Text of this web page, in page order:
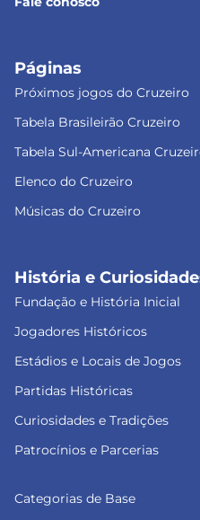
Páginas
Próximos jogos do Cruzeiro
Tabela Brasileirão Cruzeiro
Tabela Sul-Americana
Elenco do Cruzeiro
Músicas do Cruzeiro
História e
Fundação e História Inicial
Jogadores Históricos
Estádios e Locais de Jogos
Partidas Históricas
Curiosidades e Tradições
Patrocínios e Parcerias
Categorias de Base